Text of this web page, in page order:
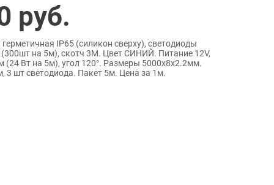
руб.
герметичная IP65 (силикон сверху), светодиоды
на 5м), скотч 3М. Цвет СИНИЙ. Питание 12V,
Вт на 5м), угол 120°. Размеры 5000х8x2.2мм.
3 шт светодиода. Пакет 5м. Цена за 1м.